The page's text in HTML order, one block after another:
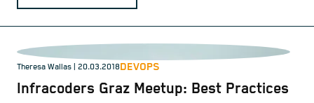
Theresa Wallas | 20.03.2018DEVOPS
Infracoders Graz Meetup: Best Practices